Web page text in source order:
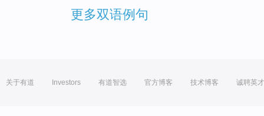
更多双语例句
关于有道 Investors 有道智选 官方博客 技术博客 诚聘英才